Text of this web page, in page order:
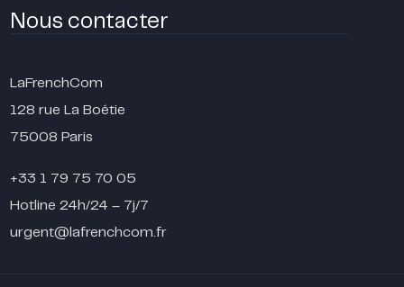
Nous contacter
LaFrenchCom
128 rue La Boétie
75008 Paris
+33 1 79 75 70 05
Hotline 24h/24 – 7j/7
urgent@lafrenchcom.fr